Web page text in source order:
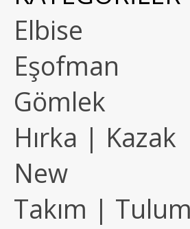
Elbise
Eşofman
Gömlek
Hırka | Kazak
New
Takım | Tulum